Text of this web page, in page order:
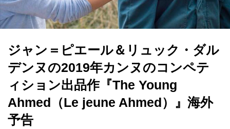
ジャン＝ピエール＆リュック・ダル
デンヌの2019年カンヌのコンペテ
ィション出品作『The Young
Ahmed（Le jeune Ahmed）』海外
予告